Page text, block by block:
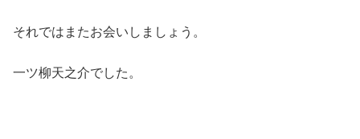
それではまたお会いしましょう。
一ツ柳天之介でした。